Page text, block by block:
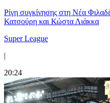
Ρίγη συγκίνησης στη Νέα
Κατσούρη και Κώστα Λιάκκα
Super League
|
20:24